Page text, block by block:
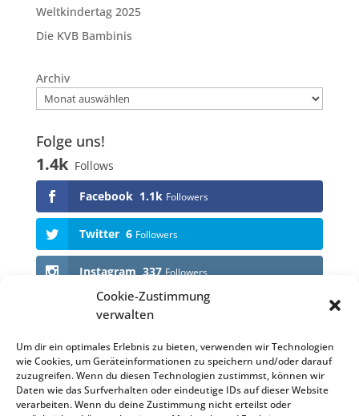
Cookie-Zustimmung
verwalten
Um dir ein optimales Erlebnis zu bieten, verwenden wir Technologien
wie Cookies, um Geräteinformationen zu speichern und/oder darauf
zuzugreifen. Wenn du diesen Technologien zustimmst, können wir
Daten wie das Surfverhalten oder eindeutige IDs auf dieser Website
verarbeiten. Wenn du deine Zustimmung nicht erteilst oder
Weltkindertag 2025
Die KVB Bambinis
Archiv
Folge uns!
1.4k Follows
Facebook 1.1k Followers
Twitter 6 Followers
Instagram 337 Followers
Anstehende Events
KEINE VERANSTALTUNGEN